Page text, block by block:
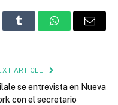
Tumblr WhatsAppEmail
ARTICLE
se entrevista en Nueva
con el secretario